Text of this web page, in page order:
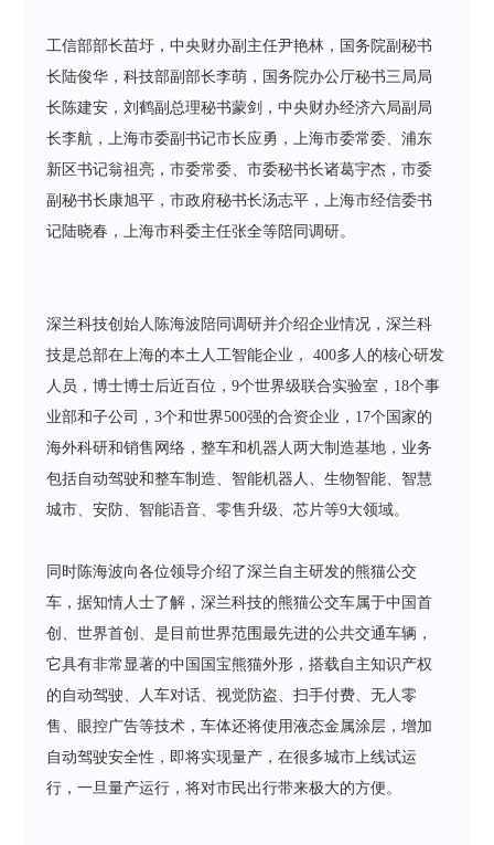
工信部部长苗圩，中央财办副主任尹艳林，国务院副秘书
长陆俊华，科技部副部长李萌，国务院办公厅秘书三局局
长陈建安，刘鹤副总理秘书蒙剑，中央财办经济六局副局
长李航，上海市委副书记市长应勇，上海市委常委、浦东
新区书记翁祖亮，市委常委、市委秘书长诸葛宇杰，市委
副秘书长康旭平，市政府秘书长汤志平，上海市经信委书
记陆晓春，上海市科委主任张全等陪同调研。
深兰科技创始人陈海波陪同调研并介绍企业情况，深兰科
技是总部在上海的本土人工智能企业， 400多人的核心研发
人员，博士博士后近百位，9个世界级联合实验室，18个事
业部和子公司，3个和世界500强的合资企业，17个国家的
海外科研和销售网络，整车和机器人两大制造基地，业务
包括自动驾驶和整车制造、智能机器人、生物智能、智慧
城市、安防、智能语音、零售升级、芯片等9大领域。
同时陈海波向各位领导介绍了深兰自主研发的熊猫公交
车，据知情人士了解，深兰科技的熊猫公交车属于中国首
创、世界首创、是目前世界范围最先进的公共交通车辆，
它具有非常显著的中国国宝熊猫外形，搭载自主知识产权
的自动驾驶、人车对话、视觉防盗、扫手付费、无人零
售、眼控广告等技术，车体还将使用液态金属涂层，增加
自动驾驶安全性，即将实现量产，在很多城市上线试运
行，一旦量产运行，将对市民出行带来极大的方便。